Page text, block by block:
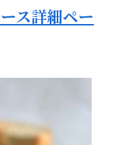
ス詳細ペー